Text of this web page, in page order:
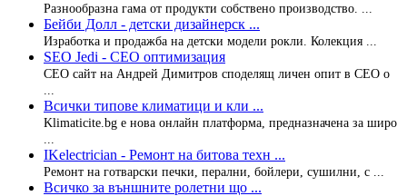
Разнообразна гама от продукти собствено производство. ...
Бейби Долл - детски дизайнерск ...
Изработка и продажба на детски модели рокли. Колекция ...
SEO Jedi - СЕО оптимизация
СЕО сайт на Андрей Димитров споделящ личен опит в СЕО о
Всички типове климатици и кли ...
Klimaticite.bg e нова онлайн платформа, предназначена за широ
IKelectrician - Ремонт на битова техн ...
Ремонт на готварски печки, перални, бойлери, сушилни, с ...
Всичко за външните ролетни що ...